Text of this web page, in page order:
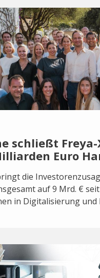
schließt Freya-
Euro
die
auf 9 Mrd. €
in Digitalisierung